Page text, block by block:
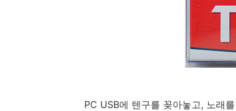
PC USB에 텐구를 꽂아놓고, 노래